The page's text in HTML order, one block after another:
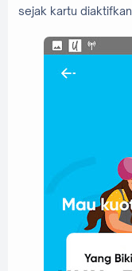
sejak kartu diaktifkan.